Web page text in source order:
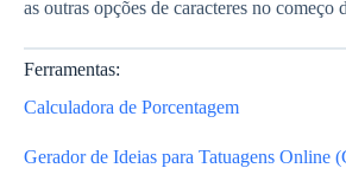
as outras opções de caracteres no começo
Ferramentas:
Calculadora de Porcentagem
Gerador de Ideias para Tatuagens Online